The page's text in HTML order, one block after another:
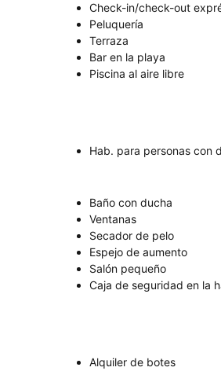
Check-in/check-out
Peluquería
Terraza
Bar en la playa
Piscina al aire libre
Hab. para personas con
Baño con ducha
Ventanas
Secador de pelo
Espejo de aumento
Salón pequeño
Caja de seguridad en la
Alquiler de botes